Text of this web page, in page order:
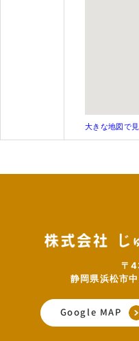
大きな地図で
〒
静岡県浜松市
Google MAP